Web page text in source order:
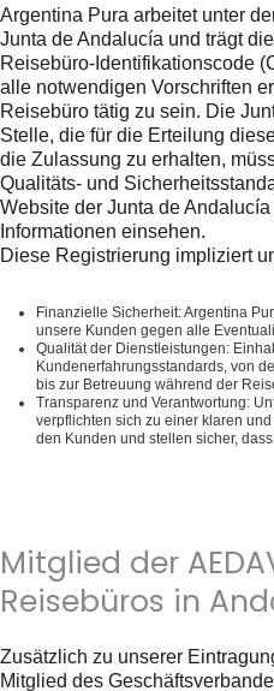
Argentina Pura arbeitet unter
Junta de Andalucía und trägt
Reisebüro-Identifikationscode
alle notwendigen Vorschriften
Reisebüro tätig zu sein. Die
Stelle, die für die Erteilung
die Zulassung zu erhalten,
Qualitäts- und
Website der Junta de
Informationen einsehen.
Diese Registrierung impliziert
Finanzielle Sicherheit: Argentina
unsere Kunden gegen alle
Qualität der Dienstleistungen:
Kundenerfahrungsstandards, von
bis zur Betreuung während der
Transparenz und Verantwortung:
verpflichten sich zu einer klaren
den Kunden und stellen sicher,
Mitglied der
Reisebüros in
Zusätzlich zu unserer
Mitglied des